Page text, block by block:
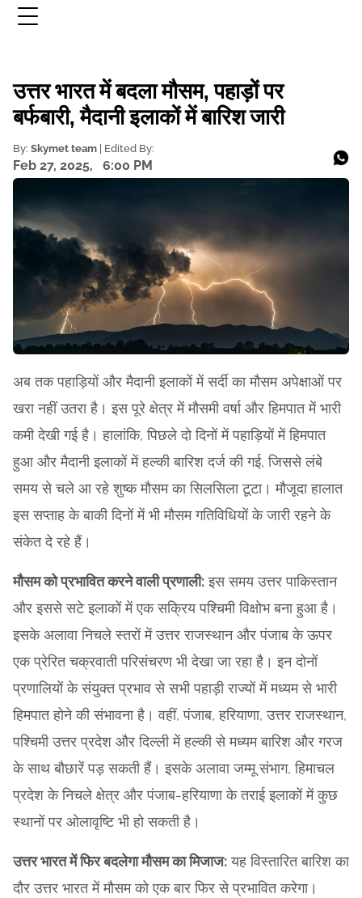
उत्तर भारत में बदला मौसम, पहाड़ों पर
बर्फबारी, मैदानी इलाकों में बारिश जारी
By: Skymet team | Edited By:
Feb 27, 2025, 6:00 PM
अब तक पहाड़ियों और मैदानी इलाकों में सर्दी का मौसम अपेक्षाओं पर
खरा नहीं उतरा है। इस पूरे क्षेत्र में मौसमी वर्षा और हिमपात में भारी
कमी देखी गई है। हालांकि, पिछले दो दिनों में पहाड़ियों में हिमपात
हुआ और मैदानी इलाकों में हल्की बारिश दर्ज की गई, जिससे लंबे
समय से चले आ रहे शुष्क मौसम का सिलसिला टूटा। मौजूदा हालात
इस सप्ताह के बाकी दिनों में भी मौसम गतिविधियों के जारी रहने के
संकेत दे रहे हैं।
मौसम को प्रभावित करने वाली प्रणाली:इस समय उत्तर पाकिस्तान
और इससे सटे इलाकों में एक सक्रिय पश्चिमी विक्षोभ बना हुआ है।
इसके अलावा निचले स्तरों में उत्तर राजस्थान और पंजाब के ऊपर
एक प्रेरित चक्रवाती परिसंचरण भी देखा जा रहा है। इन दोनों
प्रणालियों के संयुक्त प्रभाव से सभी पहाड़ी राज्यों में मध्यम से भारी
हिमपात होने की संभावना है। वहीं, पंजाब, हरियाणा, उत्तर राजस्थान,
पश्चिमी उत्तर प्रदेश और दिल्ली में हल्की से मध्यम बारिश और गरज
के साथ बौछारें पड़ सकती हैं। इसके अलावा जम्मू संभाग, हिमाचल
प्रदेश के निचले क्षेत्र और पंजाब-हरियाणा के तराई इलाकों में कुछ
स्थानों पर ओलावृष्टि भी हो सकती है।
उत्तर भारत में फिर बदलेगा मौसम का मिजाज:यह विस्तारित बारिश का
दौर उत्तर भारत में मौसम को एक बार फिर से प्रभावित करेगा।